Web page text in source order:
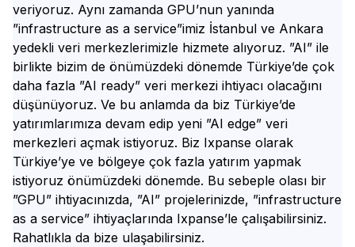
veriyoruz. Aynı zamanda GPU’nun yanında
”infrastructure as a service”imiz İstanbul ve Ankara
yedekli veri merkezlerimizle hizmete alıyoruz. ”AI” ile
birlikte bizim de önümüzdeki dönemde Türkiye’de çok
daha fazla ”AI ready” veri merkezi ihtiyacı olacağını
düşünüyoruz. Ve bu anlamda da biz Türkiye’de
yatırımlarımıza devam edip yeni ”AI edge” veri
merkezleri açmak istiyoruz. Biz Ixpanse olarak
Türkiye’ye ve bölgeye çok fazla yatırım yapmak
istiyoruz önümüzdeki dönemde. Bu sebeple olası bir
”GPU” ihtiyacınızda, ”AI” projelerinizde, ”infrastructure
as a service” ihtiyaçlarında Ixpanse’le çalışabilirsiniz.
Rahatlıkla da bize ulaşabilirsiniz.